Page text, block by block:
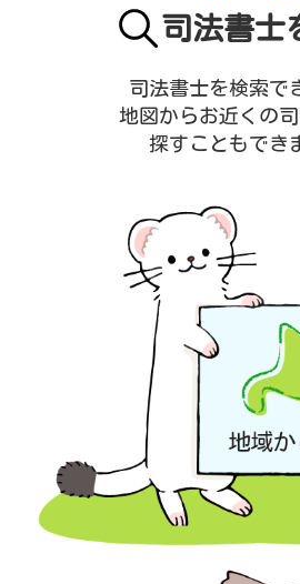
司法書士
司法書士を検索で
地図からお近くの
探すこともでき